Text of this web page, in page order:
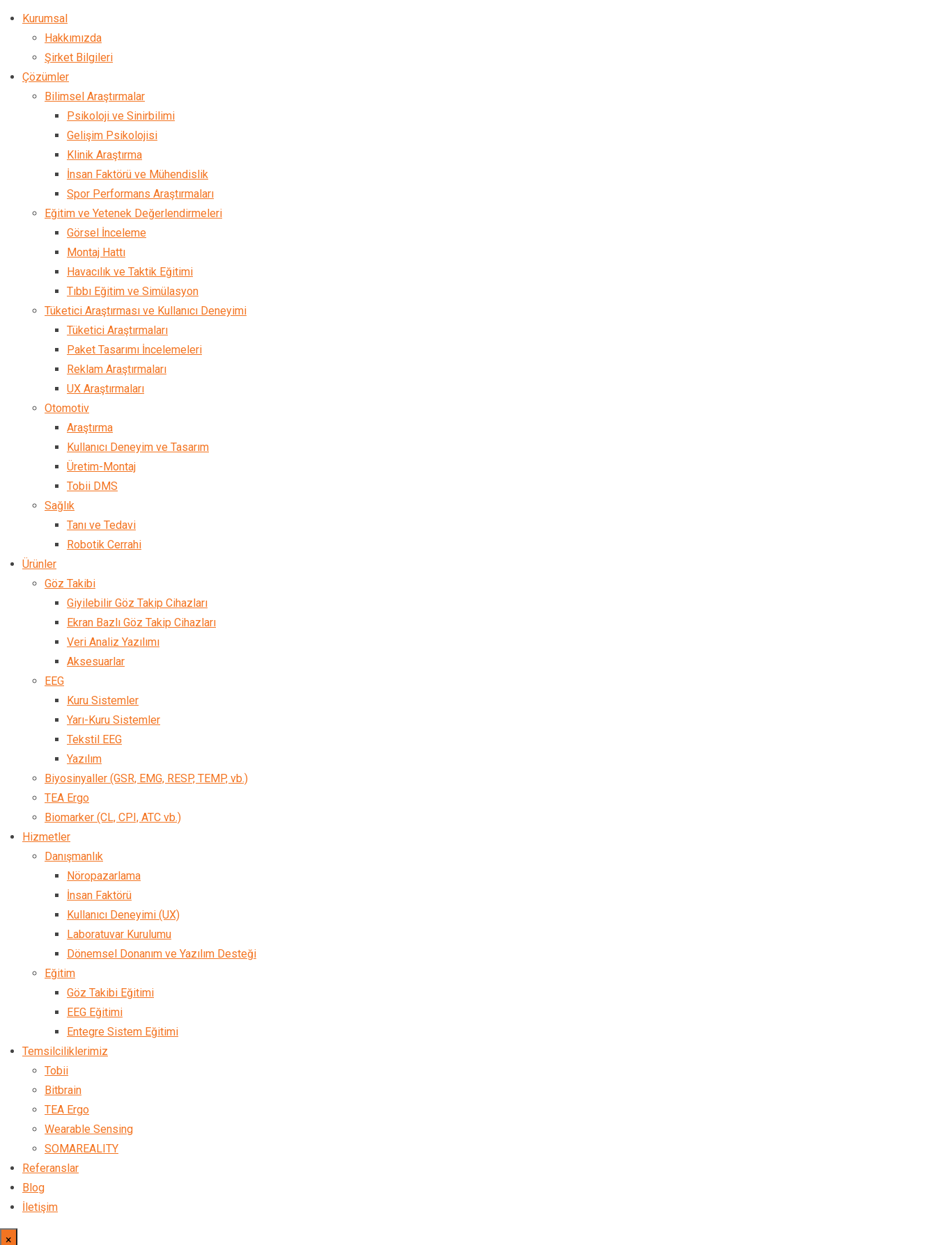
Kurumsal
Hakkımızda
Şirket Bilgileri
Çözümler
Bilimsel Araştırmalar
Psikoloji ve Sinirbilimi
Gelişim Psikolojisi
Klinik Araştırma
İnsan Faktörü ve Mühendislik
Spor Performans Araştırmaları
Eğitim ve Yetenek Değerlendirmeleri
Görsel İnceleme
Montaj Hattı
Havacılık ve Taktik Eğitimi
Tıbbı Eğitim ve Simülasyon
Tüketici Araştırması ve Kullanıcı Deneyimi
Tüketici Araştırmaları
Paket Tasarımı İncelemeleri
Reklam Araştırmaları
UX Araştırmaları
Otomotiv
Araştırma
Kullanıcı Deneyim ve Tasarım
Üretim-Montaj
Tobii DMS
Sağlık
Tanı ve Tedavi
Robotik Cerrahi
Ürünler
Göz Takibi
Giyilebilir Göz Takip Cihazları
Ekran Bazlı Göz Takip Cihazları
Veri Analiz Yazılımı
Aksesuarlar
EEG
Kuru Sistemler
Yarı-Kuru Sistemler
Tekstil EEG
Yazılım
Biyosinyaller (GSR, EMG, RESP, TEMP, vb.)
TEA Ergo
Biomarker (CL, CPI, ATC vb.)
Hizmetler
Danışmanlık
Nöropazarlama
İnsan Faktörü
Kullanıcı Deneyimi (UX)
Laboratuvar Kurulumu
Dönemsel Donanım ve Yazılım Desteği
Eğitim
Göz Takibi Eğitimi
EEG Eğitimi
Entegre Sistem Eğitimi
Temsilciliklerimiz
Tobii
Bitbrain
TEA Ergo
Wearable Sensing
SOMAREALITY
Referanslar
Blog
İletişim
×